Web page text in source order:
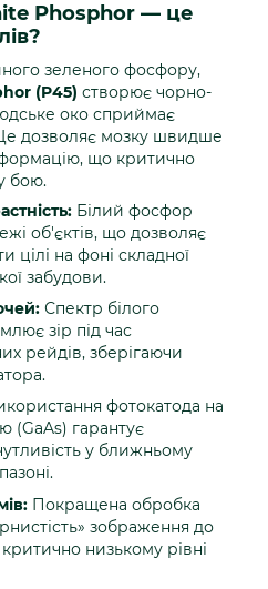
Phosphor — це
зеленого фосфору,
(P45) створює чорно-
око сприймає
дозволяє мозку швидше
що критично
бою.
Білий фосфор
об'єктів, що дозволяє
цілі на фоні складної
забудови.
Спектр білого
зір під час
рейдів, зберігаючи
фотокатода на
(GaAs) гарантує
у ближньому
Покращена обробка
зображення до
низькому рівні